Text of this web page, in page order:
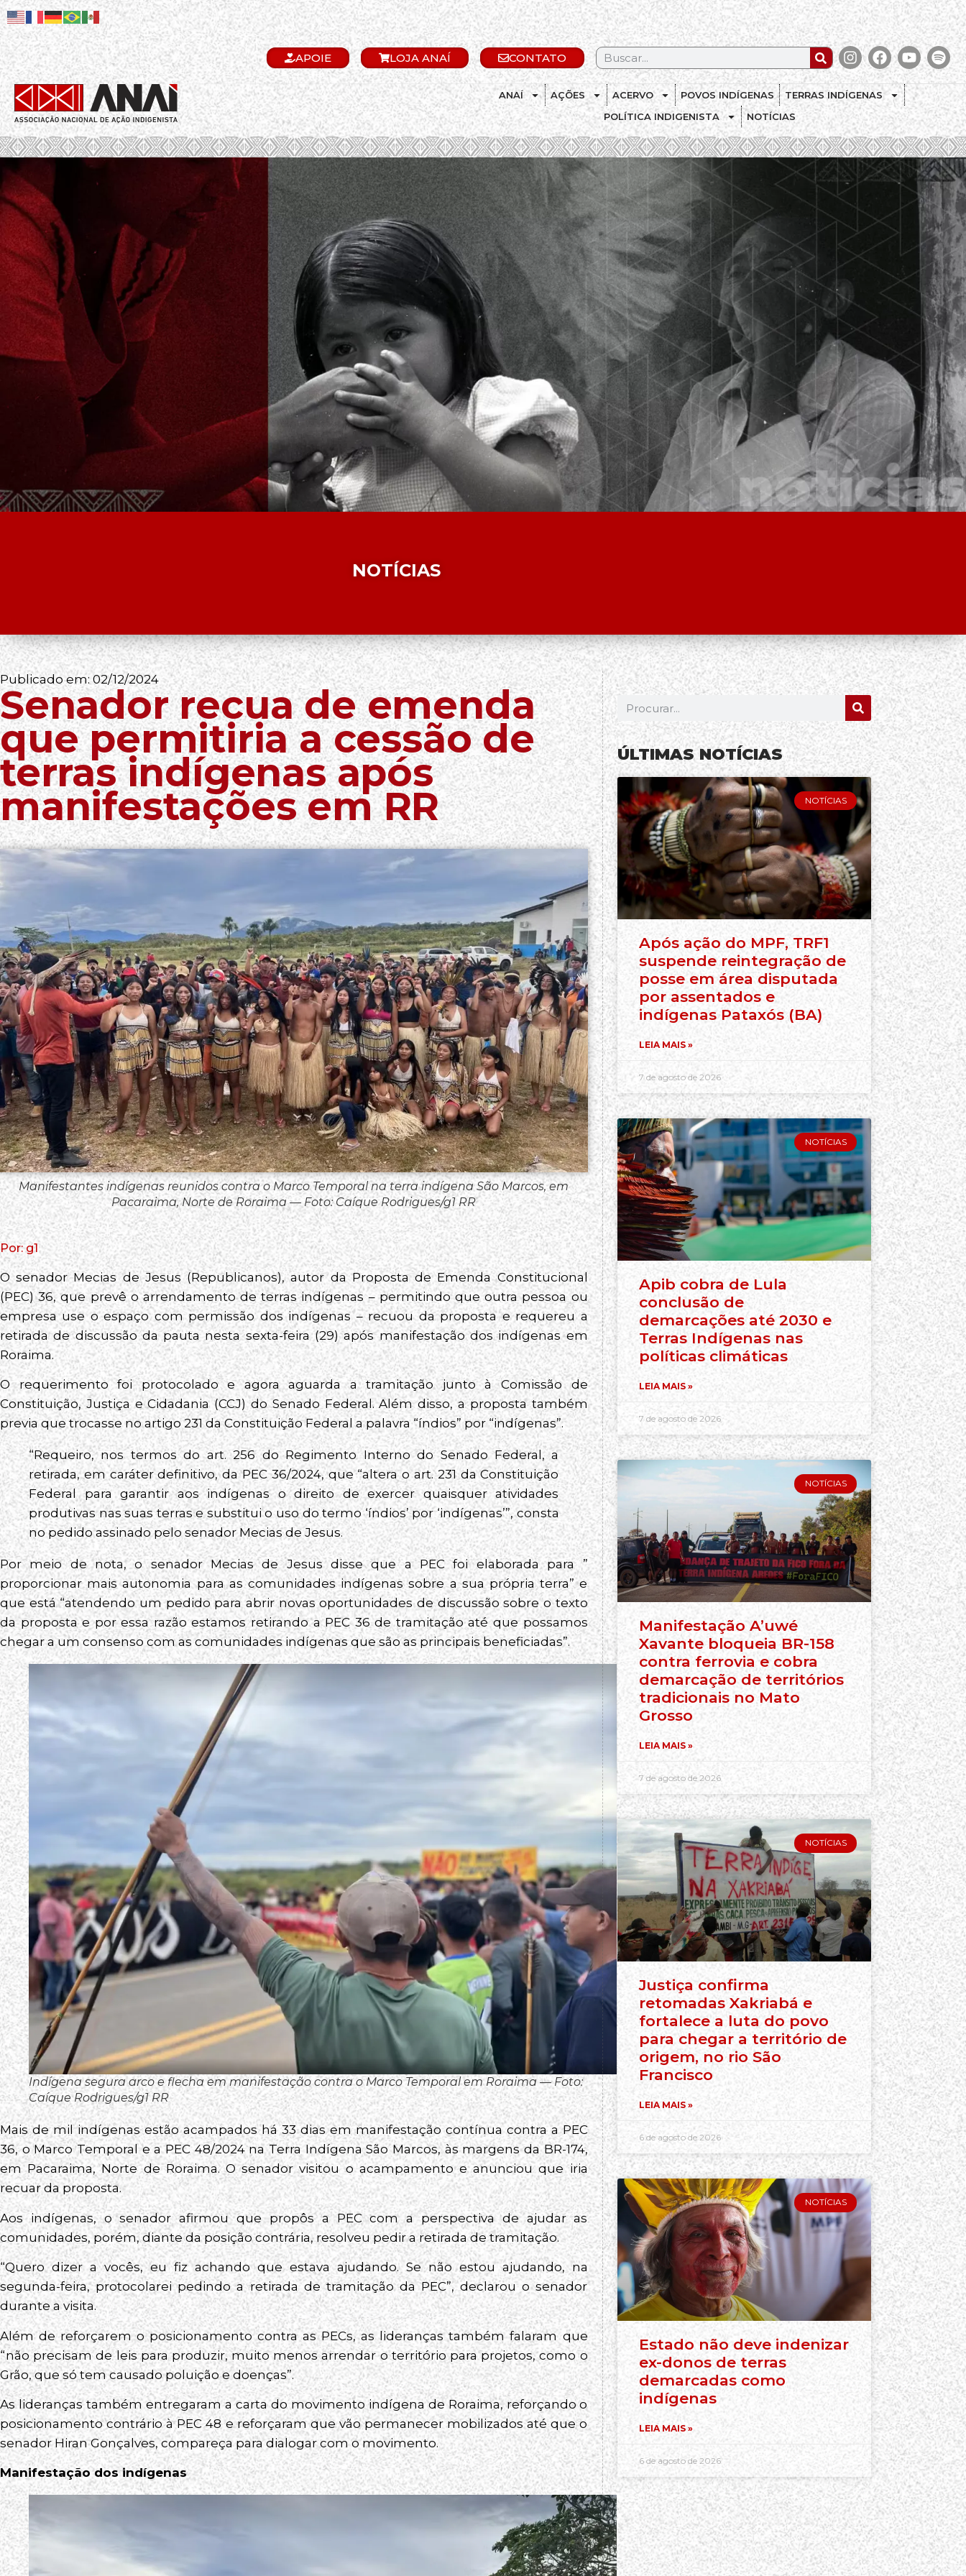
APOIE LOJA ANAÍ CONTATO
ANAÍ AÇÕES ACERVO POVOS INDÍGENAS
TERRAS INDÍGENAS
POLÍTICA INDIGENISTA
NOTÍCIAS
.
NOTÍCIAS
Publicado em:02/12/2024
Senador recua de emenda
que permitiria a cessão de
terras indígenas após
manifestações em RR
Manifestantes indígenas reunidos contra o Marco Temporal na terra indígena São Marcos, em
Pacaraima, Norte de Roraima — Foto: Caíque Rodrigues/g1 RR
Por: g1
O senador Mecias de Jesus (Republicanos), autor da Proposta de Emenda Constitucional
(PEC) 36, que prevê o arrendamento de terras indígenas – permitindo que outra pessoa ou
empresa use o espaço com permissão dos indígenas – recuou da proposta e requereu a
retirada de discussão da pauta nesta sexta-feira (29) após manifestação dos indígenas em
Roraima.
O requerimento foi protocolado e agora aguarda a tramitação junto à Comissão de
Constituição, Justiça e Cidadania (CCJ) do Senado Federal. Além disso, a proposta também
previa que trocasse no artigo 231 da Constituição Federal a palavra “índios” por “indígenas”.
“Requeiro, nos termos do art. 256 do Regimento Interno do Senado Federal, a
retirada, em caráter definitivo, da PEC 36/2024, que “altera o art. 231 da Constituição
Federal para garantir aos indígenas o direito de exercer quaisquer atividades
produtivas nas suas terras e substitui o uso do termo ‘índios’ por ‘indígenas’”, consta
no pedido assinado pelo senador Mecias de Jesus.
Por meio de nota, o senador Mecias de Jesus disse que a PEC foi elaborada para ”
proporcionar mais autonomia para as comunidades indígenas sobre a sua própria terra” e
que está “atendendo um pedido para abrir novas oportunidades de discussão sobre o texto
da proposta e por essa razão estamos retirando a PEC 36 de tramitação até que possamos
chegar a um consenso com as comunidades indígenas que são as principais beneficiadas”.
Indígena segura arco e flecha em manifestação contra o Marco Temporal em Roraima — Foto:
Caíque Rodrigues/g1 RR
Mais de mil indígenas estão acampados há 33 dias em manifestação contínua contra a PEC
36, o Marco Temporal e a PEC 48/2024 na Terra Indígena São Marcos, às margens da BR-174,
em Pacaraima, Norte de Roraima. O senador visitou o acampamento e anunciou que iria
recuar da proposta.
Aos indígenas, o senador afirmou que propôs a PEC com a perspectiva de ajudar as
comunidades, porém, diante da posição contrária, resolveu pedir a retirada de tramitação.
“Quero dizer a vocês, eu fiz achando que estava ajudando. Se não estou ajudando, na
segunda-feira, protocolarei pedindo a retirada de tramitação da PEC”, declarou o senador
durante a visita.
Além de reforçarem o posicionamento contra as PECs, as lideranças também falaram que
“não precisam de leis para produzir, muito menos arrendar o território para projetos, como o
Grão, que só tem causado poluição e doenças”.
As lideranças também entregaram a carta do movimento indígena de Roraima, reforçando o
posicionamento contrário à PEC 48 e reforçaram que vão permanecer mobilizados até que o
senador Hiran Gonçalves, compareça para dialogar com o movimento.
Manifestação dos indígenas
ÚLTIMAS NOTÍCIAS
NOTÍCIAS
Após ação do MPF, TRF1
suspende reintegração de
posse em área disputada
por assentados e
indígenas Pataxós (BA)
LEIA MAIS »
7 de agosto de 2026
NOTÍCIAS
Apib cobra de Lula
conclusão de
demarcações até 2030 e
Terras Indígenas nas
políticas climáticas
LEIA MAIS »
7 de agosto de 2026
NOTÍCIAS
Manifestação A’uwé
Xavante bloqueia BR-158
contra ferrovia e cobra
demarcação de territórios
tradicionais no Mato
Grosso
LEIA MAIS »
7 de agosto de 2026
NOTÍCIAS
Justiça confirma
retomadas Xakriabá e
fortalece a luta do povo
para chegar a território de
origem, no rio São
Francisco
LEIA MAIS »
6 de agosto de 2026
NOTÍCIAS
Estado não deve indenizar
ex-donos de terras
demarcadas como
indígenas
LEIA MAIS »
6 de agosto de 2026